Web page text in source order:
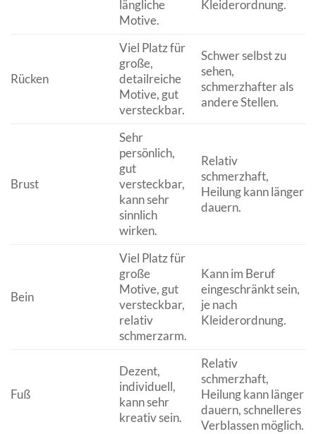
längliche
Motive.
Kleiderordnung.
Rücken
Viel Platz für
große,
detailreiche
Motive, gut
versteckbar.
Schwer selbst zu
sehen,
schmerzhafter als
andere Stellen.
Brust
Sehr
persönlich,
gut
versteckbar,
kann sehr
sinnlich
wirken.
Relativ
schmerzhaft,
Heilung kann länger
dauern.
Bein
Viel Platz für
große
Motive, gut
versteckbar,
relativ
schmerzarm.
Kann im Beruf
eingeschränkt sein,
je nach
Kleiderordnung.
Fuß
Dezent,
individuell,
kann sehr
kreativ sein.
Relativ
schmerzhaft,
Heilung kann länger
dauern, schnelleres
Verblassen möglich.